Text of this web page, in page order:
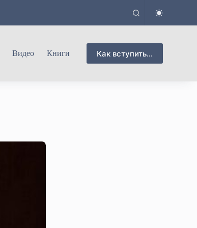
Видео Книги Как вступить...